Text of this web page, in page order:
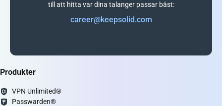
till att hitta var dina talanger passar bäst:
career@keepsolid.com
Produkter
VPN Unlimited®
Passwarden®